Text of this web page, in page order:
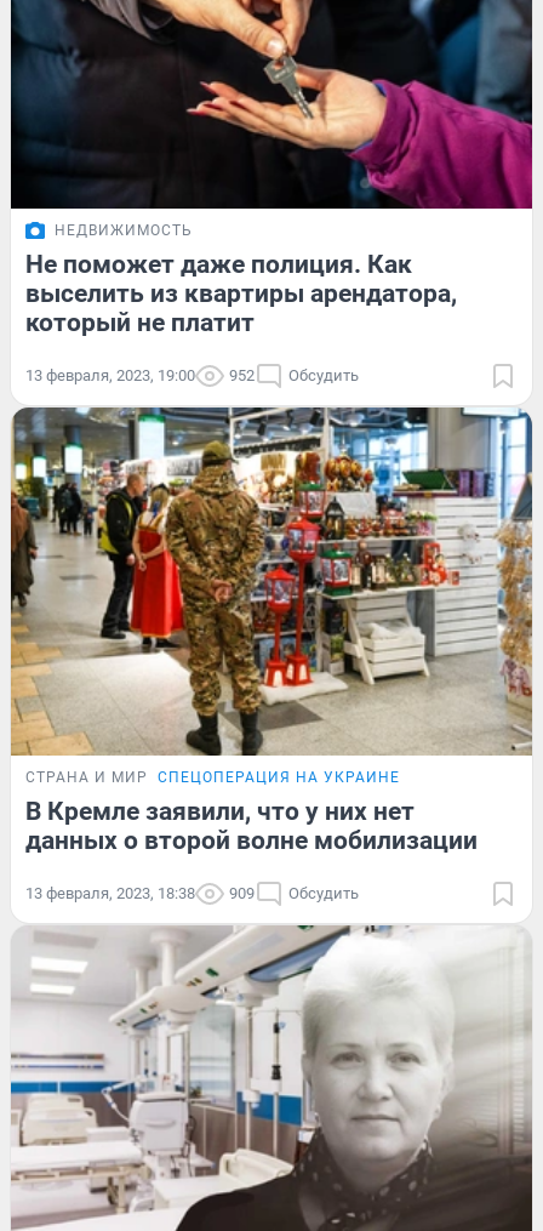
НЕДВИЖИМОСТЬ
Не поможет даже полиция. Как
выселить из квартиры арендатора,
который не платит
13 февраля, 2023, 19:00 952 Обсудить
СТРАНА И МИР СПЕЦОПЕРАЦИЯ НА УКРАИНЕ
В Кремле заявили, что у них нет
данных о второй волне мобилизации
13 февраля, 2023, 18:38 909 Обсудить